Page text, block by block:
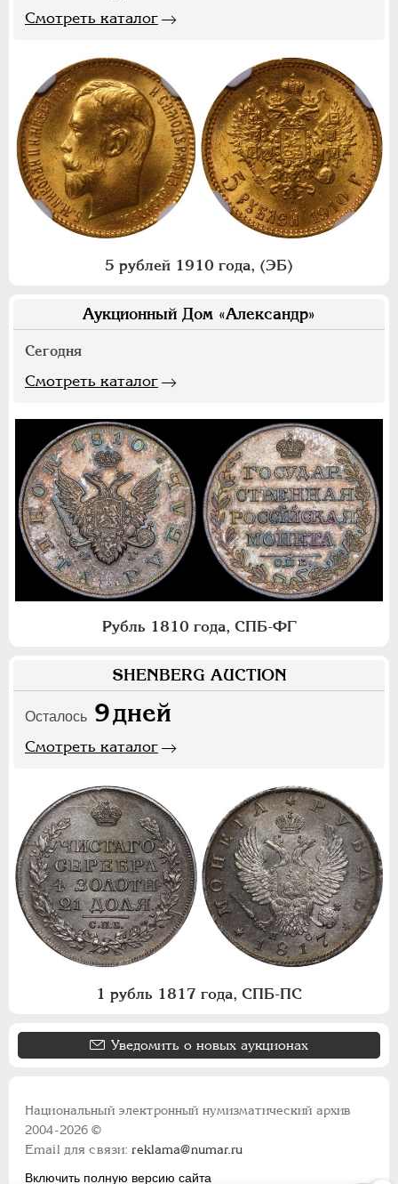
Смотреть каталог
5 рублей 1910 года, (ЭБ)
Аукционный Дом «Александр»
Сегодня
Смотреть каталог
Рубль 1810 года, СПБ-ФГ
SHENBERG AUCTION
Осталось 9дней
Смотреть каталог
1 рубль 1817 года, СПБ-ПС
Уведомить о новых аукционах
Национальный электронный нумизматический архив
2004-2026 ©
Email для связи:reklama@numar.ru
Включить полную версию сайта